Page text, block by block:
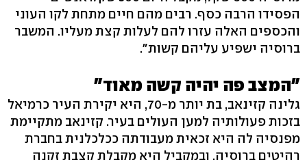
הפסידו הרבה כסף. רבים מהם חיים מתחת לקו העוני
והכספים האלה עזרו להם לעלות קצת מעליו. המשבר
ברוסיה ישפיע עליהם קשות".
"המצב פה יהיה קשה מאוד"
גלינה קזינאב, בת יותר מ-70, היא יקירת העיר כרמיאל
בזכות פעולותיה למען העולים בעיר. קזינאב מתקיימת
מפנסיה לה היא זכאית מעבודתה ככלכלנית בחברת
רהיטים ברוסיה, ובמקביל היא מקבלת קצבת זקנה